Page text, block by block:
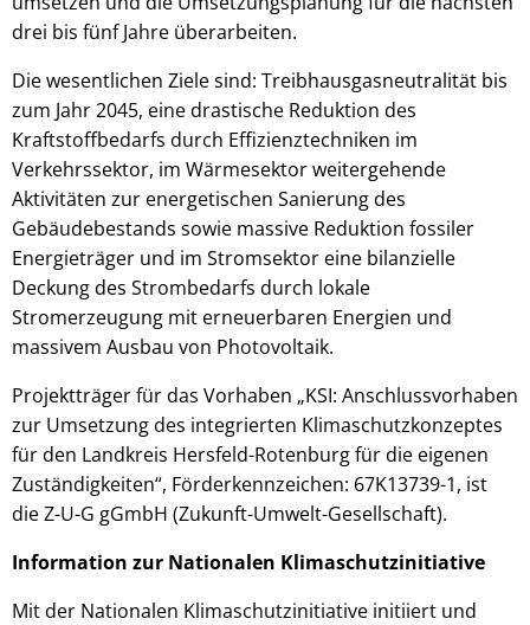
drei bis fünf Jahre überarbeiten.
Die wesentlichen Ziele sind: Treibhausgasneutralität bis
zum Jahr 2045, eine drastische Reduktion des
Kraftstoffbedarfs durch Effizienztechniken im
Verkehrssektor, im Wärmesektor weitergehende
Aktivitäten zur energetischen Sanierung des
Gebäudebestands sowie massive Reduktion fossiler
Energieträger und im Stromsektor eine bilanzielle
Deckung des Strombedarfs durch lokale
Stromerzeugung mit erneuerbaren Energien und
massivem Ausbau von Photovoltaik.
Projektträger für das Vorhaben „KSI: Anschlussvorhaben
zur Umsetzung des integrierten Klimaschutzkonzeptes
für den Landkreis Hersfeld-Rotenburg für die eigenen
Zuständigkeiten“, Förderkennzeichen: 67K13739-1, ist
die Z-U-G gGmbH (Zukunft-Umwelt-Gesellschaft).
Information zur Nationalen Klimaschutzinitiative
Mit der Nationalen Klimaschutzinitiative initiiert und